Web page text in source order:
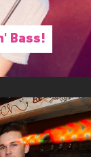
Bass!